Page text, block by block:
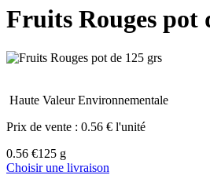
Fruits Rouges pot
Haute Valeur Environnementale
Prix de vente : 0.56 € l'unité
0.56 €125 g
Choisir une livraison